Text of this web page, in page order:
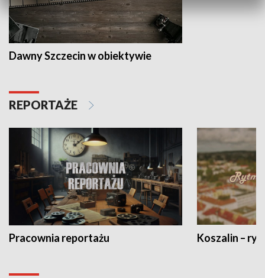
Dawny Szczecin w obiektywie
REPORTAŻE
Pracownia reportażu Koszalin –